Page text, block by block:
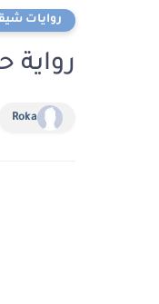
روايات
رواية
Roka